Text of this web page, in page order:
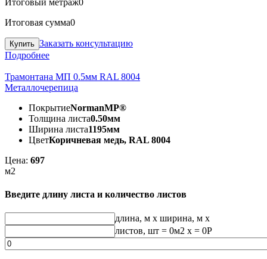
Итоговая сумма0
Заказать консультацию
Подробнее
Трамонтана МП 0.5мм RAL 8004
Металлочерепица
ПокрытиеNormanMP®
Толщина листа0.50мм
Ширина листа1195мм
ЦветКоричневая медь, RAL 8004
Цена: 697
м2
Введите длину листа и количество листов
длина, м x ширина, м x
листов, шт = 0м2 x = 0Р